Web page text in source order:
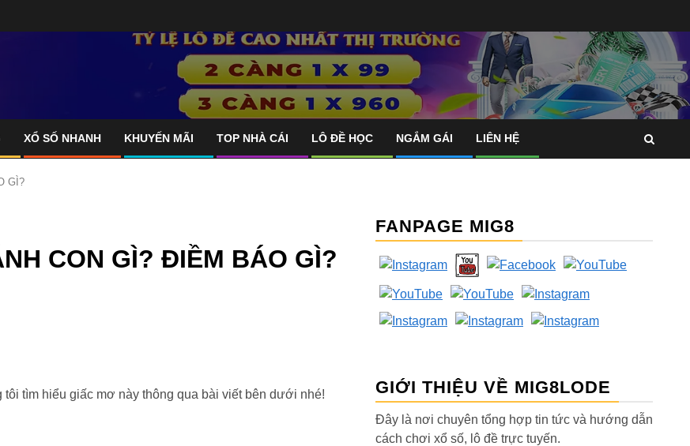
XỔ SỐ NHANH KHUYẾN MÃI TOP NHÀ CÁI LÔ ĐỀ HỌC NGẮM GÁI LIÊN HỆ
GÌ?
CON GÌ? ĐIỀM BÁO GÌ?
tìm hiểu giấc mơ này thông qua bài viết bên dưới nhé!
FANPAGE MIG8
GIỚI THIỆU VỀ MIG8LODE
Đây là nơi chuyên tổng hợp tin tức và hướng dẫn
cách chơi xổ số, lô đề trực tuyến.